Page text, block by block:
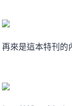
再來是這本特刊的